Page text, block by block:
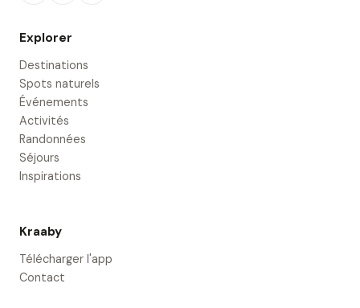
Explorer
Destinations
Spots naturels
Événements
Activités
Randonnées
Séjours
Inspirations
Kraaby
Télécharger l'app
Contact